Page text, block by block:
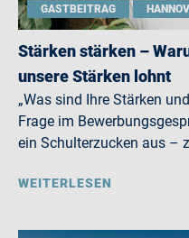
GASTBEITRAG
Stärken stärken –
unsere Stärken lohnt
„Was sind Ihre Stärken
Frage im
ein Schulterzucken aus –
WEITERLESEN